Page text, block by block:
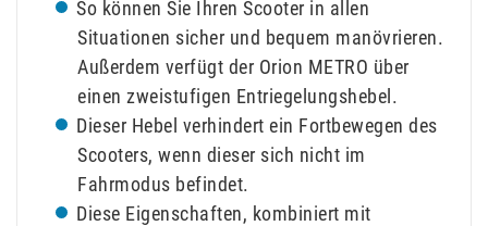
So können Sie Ihren Scooter in allen
Situationen sicher und bequem manövrieren.
Außerdem verfügt der Orion METRO über
einen zweistufigen Entriegelungshebel.
Dieser Hebel verhindert ein Fortbewegen des
Scooters, wenn dieser sich nicht im
Fahrmodus befindet.
Diese Eigenschaften, kombiniert mit